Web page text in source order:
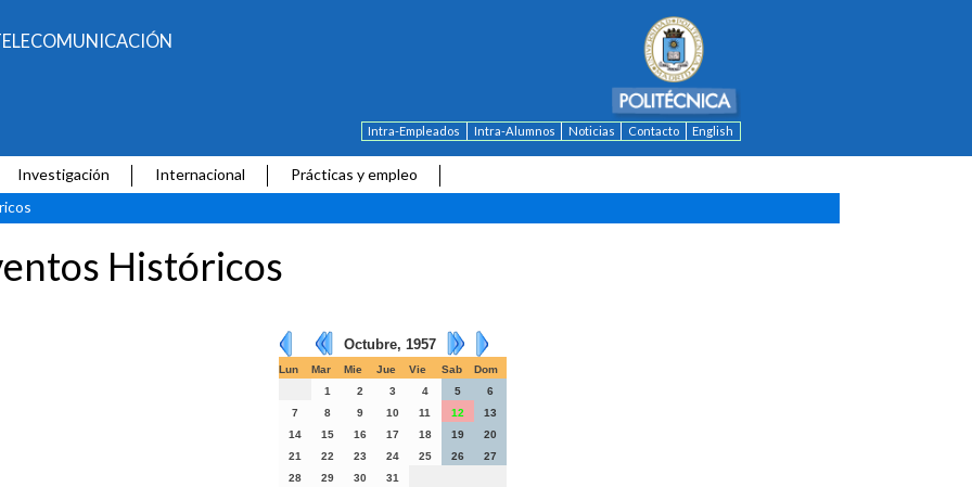
Intra-Empleados Intra-Alumnos Noticias Contacto English
Investigación Internacional
Prácticas y empleo
Históricos
Octubre, 1957
Lun Mar Mie Jue Vie Sab
Dom
1
2 3 4 5
6
7
8 9 10 11 12
13
14
15 16 17 18 19
20
21
22 23 24 25 26
27
28
29 30 31